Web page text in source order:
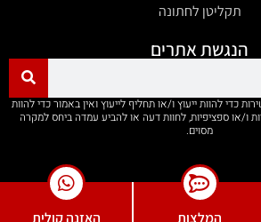
תקליטן לחתונה
הנגשת אתרים
כדי להוות ייעוץ ו/או תחליף לייעוץ ואין באמור כדי להוות
ו/או ספציפיות, לחוות דעה או להביע עמדה ביחס למקרה
מסוים.
המלצות האזנה קולית